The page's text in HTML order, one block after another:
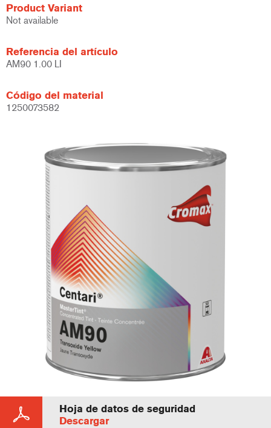
Product Variant
Not available
Referencia del artículo
AM90 1.00 LI
Código del material
1250073582
Hoja de datos de seguridad
Descargar